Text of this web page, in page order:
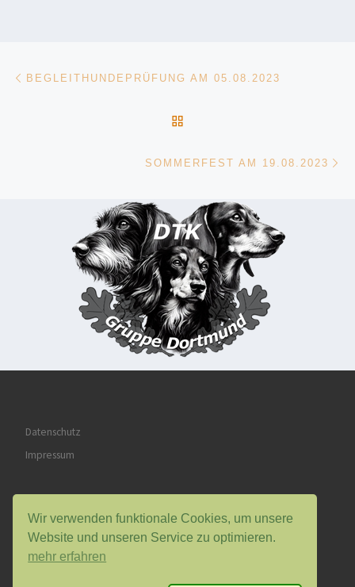
Beitragsnavigation
BEGLEITHUNDEPRÜFUNG AM 05.08.2023
SOMMERFEST AM 19.08.2023
Datenschutz
Impressum
Wir verwenden funktionale Cookies, um unsere
Website und unseren Service zu optimieren.
mehr erfahren